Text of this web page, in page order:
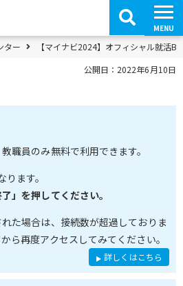
MENU
ター
【マイナビ2024】オフィシャル就活
公開日：2022年6月10日
職員のみ無料で利用できます。
ます。
」を押してください。
れた場合は、接続数が超過しておりま
ら再度アクセスしてみてください。
詳しくはこちら